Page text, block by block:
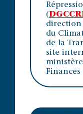
(
direction
du
de la
site
ministère
Finances